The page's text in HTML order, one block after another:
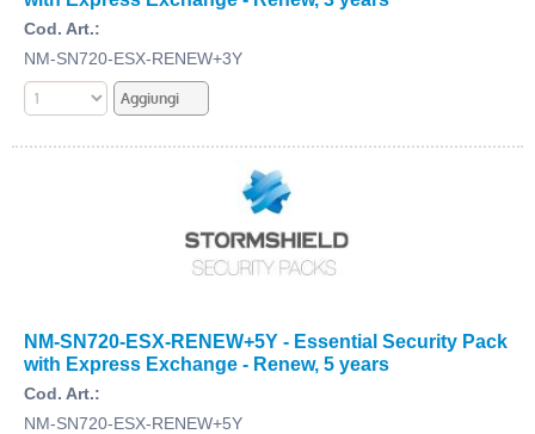
Cod. Art.:
NM-SN720-ESX-RENEW+3Y
NM-SN720-ESX-RENEW+5Y - Essential Security Pack
with Express Exchange - Renew, 5 years
Cod. Art.:
NM-SN720-ESX-RENEW+5Y